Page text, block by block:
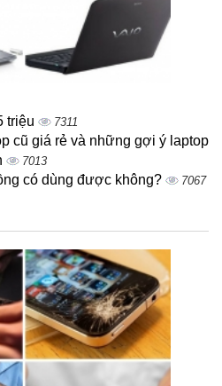
triệu 7311
cũ giá rẻ và những gợi ý laptop
7013
có dùng được không? 7067